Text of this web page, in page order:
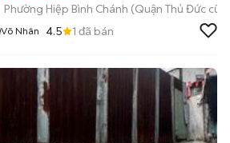
Phường Hiệp Bình Chánh (Quận Thủ Đức cũ)
Võ Nhân 4.5 1 đã bán